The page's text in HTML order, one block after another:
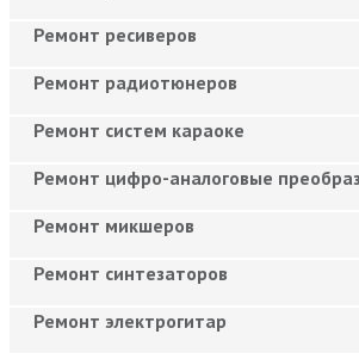
Ремонт ресиверов
Ремонт радиотюнеров
Ремонт систем караоке
Ремонт цифро-аналоговые
Ремонт микшеров
Ремонт синтезаторов
Ремонт электрогитар